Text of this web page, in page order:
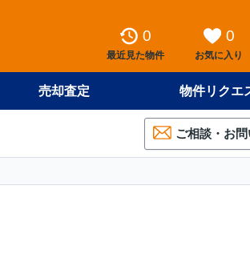
0
最近見た物件
0
お気に入り
売却査定 物件リクエ
ご相談・お